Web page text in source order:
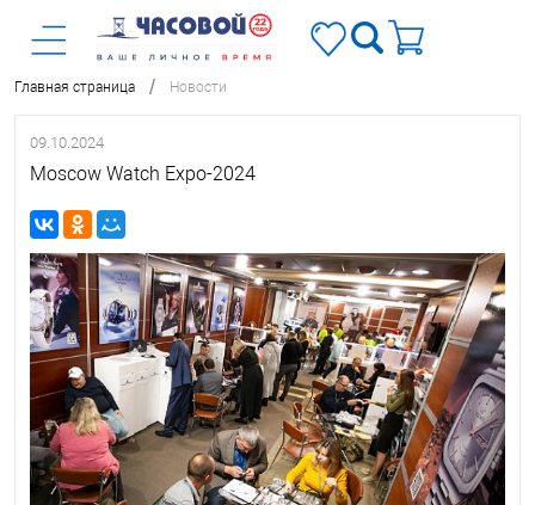
Главная страница / Новости
09.10.2024
Moscow Watch Expo-2024